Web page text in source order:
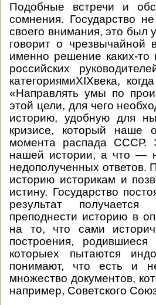
Подобные встречи и
сомнения. Государство
своего внимания, это был
говорит о чрезвычайной
именно решение каких-то
российских
категориямиXIXвека,
«Направлять умы по
этой цели, для чего
историю, удобную для
кризисе, который наше
момента распада СССР.
нашей истории, а что —
недополученных ответов.
историю историкам и
истину. Государство
результат
преподнести историю в
на то, что сами
построения,
которыех пытаются
понимают, что есть и
множество документов,
например, Советского